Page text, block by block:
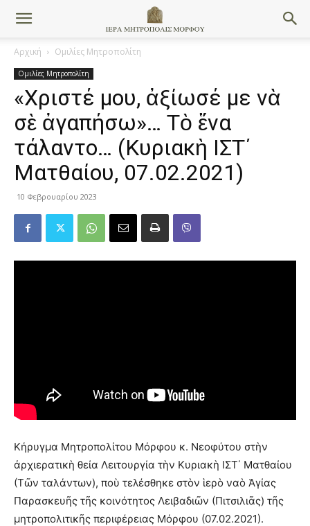
Αρχική Ομιλίες Μητροπολίτη
Ομιλίες Μητροπολίτη
«Χριστέ μου, ἀξίωσέ με νὰ
σὲ ἀγαπήσω»… Τὸ ἕνα
τάλαντο… (Κυριακὴ ΙΣΤ΄
Ματθαίου, 07.02.2021)
10 Φεβρουαρίου 2023
Κήρυγμα Μητροπολίτου Μόρφου κ. Νεοφύτου στὴν
ἀρχιερατικὴ θεία Λειτουργία τὴν Κυριακὴ ΙΣΤ΄ Ματθαίου
(Τῶν ταλάντων), ποὺ τελέσθηκε στὸν ἱερὸ ναὸ Ἁγίας
Παρασκευῆς τῆς κοινότητος Λειβαδιῶν (Πιτσιλιᾶς) τῆς
μητροπολιτικῆς περιφέρειας Μόρφου (07.02.2021).